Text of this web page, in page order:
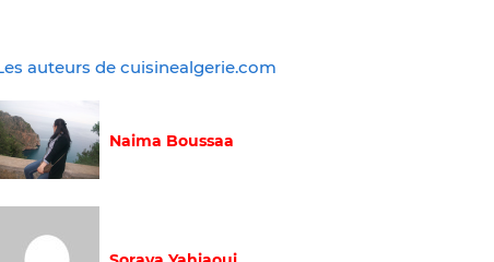
auteurs de cuisinealgerie.com
Naima Boussaa